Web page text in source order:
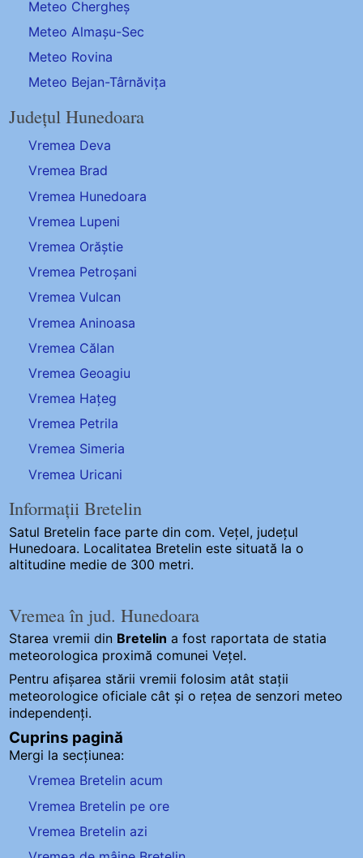
Meteo Chergheș
Meteo Almașu-Sec
Meteo Rovina
Meteo Bejan-Târnăvița
Județul Hunedoara
Vremea Deva
Vremea Brad
Vremea Hunedoara
Vremea Lupeni
Vremea Orăștie
Vremea Petroșani
Vremea Vulcan
Vremea Aninoasa
Vremea Călan
Vremea Geoagiu
Vremea Hațeg
Vremea Petrila
Vremea Simeria
Vremea Uricani
Informații Bretelin
Satul Bretelin face parte din com. Vețel, județul
Hunedoara. Localitatea Bretelin este situată la o
altitudine medie de 300 metri.
Vremea în jud. Hunedoara
Starea vremii din Bretelin a fost raportata de statia
meteorologica proximă comunei Vețel.
Pentru afișarea stării vremii folosim atât stații
meteorologice oficiale cât și o rețea de senzori meteo
independenți.
Cuprins pagină
Mergi la secțiunea:
Vremea Bretelin acum
Vremea Bretelin pe ore
Vremea Bretelin azi